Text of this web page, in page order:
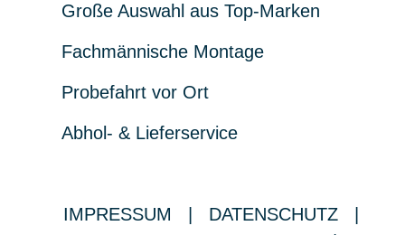
Große Auswahl aus Top-Marken
Fachmännische Montage
Probefahrt vor Ort
Abhol- & Lieferservice
IMPRESSUM DATENSCHUTZ